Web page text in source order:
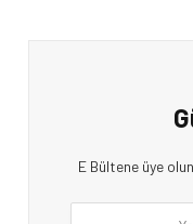
E Bültene üye